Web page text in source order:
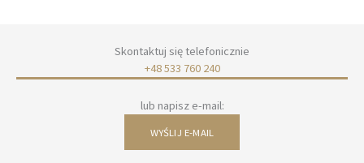
Skontaktuj się telefonicznie
+48 533 760 240
lub napisz e-mail:
WYŚLIJ E-MAIL